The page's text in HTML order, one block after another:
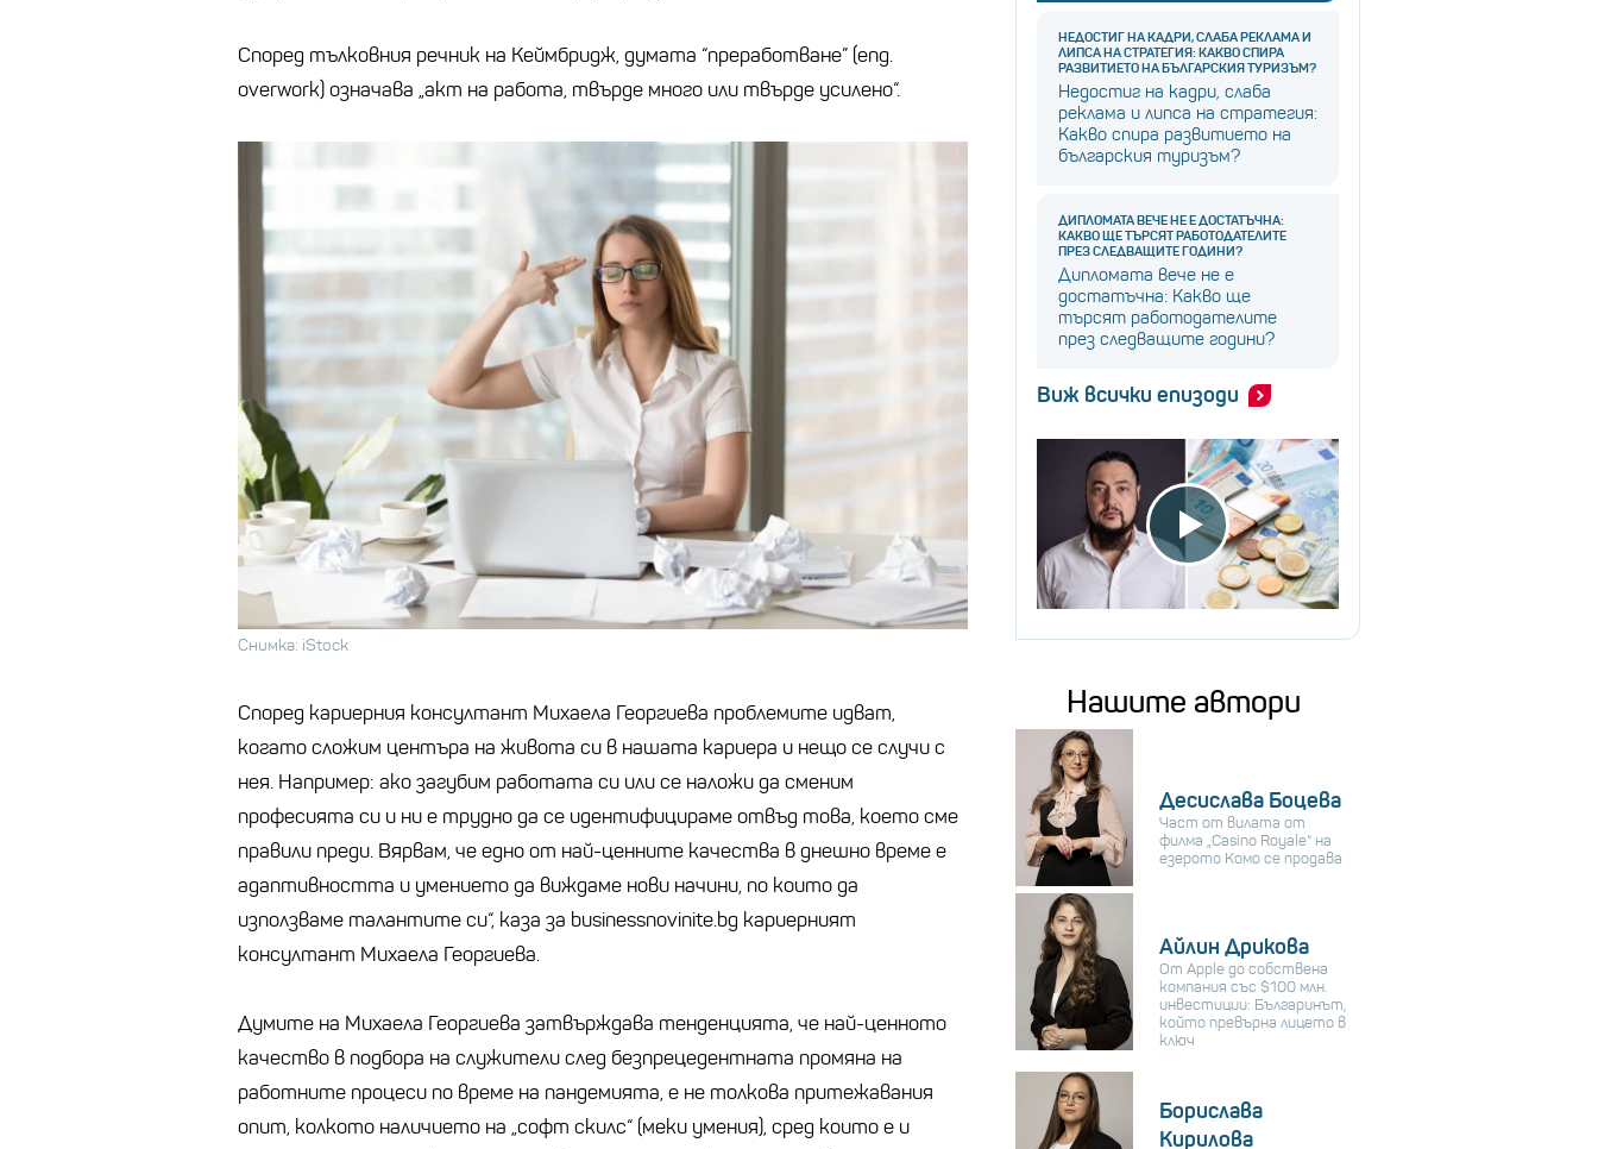
Според тълковния речник на Кеймбридж, думата “преработване” (eng.
overwork) означава „акт на работа, твърде много или твърде усилено“.
Снимка: iStock
Според кариерния консултант Михаела Георгиева проблемите идват,
когато сложим центъра на живота си в нашата кариера и нещо се случи с
нея. Например: ако загубим работата си или се наложи да сменим
професията си и ни е трудно да се идентифицираме отвъд това, което сме
правили преди. Вярвам, че едно от най-ценните качества в днешно време е
адаптивността и умението да виждаме нови начини, по които да
използваме талантите си“, каза за businessnovinite.bg кариерният
консултант Михаела Георгиева.
Думите на Михаела Георгиева затвърждава тенденцията, че най-ценното
качество в подбора на служители след безпрецедентната промяна на
работните процеси по време на пандемията, е не толкова притежавания
опит, колкото наличието на „софт скилс“ (меки умения), сред които е и
НЕДОСТИГ НА КАДРИ, СЛАБА РЕКЛАМА И
ЛИПСА НА СТРАТЕГИЯ: КАКВО СПИРА
РАЗВИТИЕТО НА БЪЛГАРСКИЯ ТУРИЗЪМ?
Недостиг на кадри, слаба
реклама и липса на стратегия:
Какво спира развитието на
българския туризъм?
ДИПЛОМАТА ВЕЧЕ НЕ Е ДОСТАТЪЧНА:
КАКВО ЩЕ ТЪРСЯТ РАБОТОДАТЕЛИТЕ
ПРЕЗ СЛЕДВАЩИТЕ ГОДИНИ?
Дипломата вече не е
достатъчна: Какво ще
търсят работодателите
през следващите години?
Виж всички епизоди
Нашите автори
Десислава Боцева
Част от вилата от
филма „Casino Royale“ на
езерото Комо се продава
Айлин Дрикова
От Apple до собствена
компания със $100 млн.
инвестиции: Българинът,
който превърна лицето в
ключ
Борислава
Кирилова